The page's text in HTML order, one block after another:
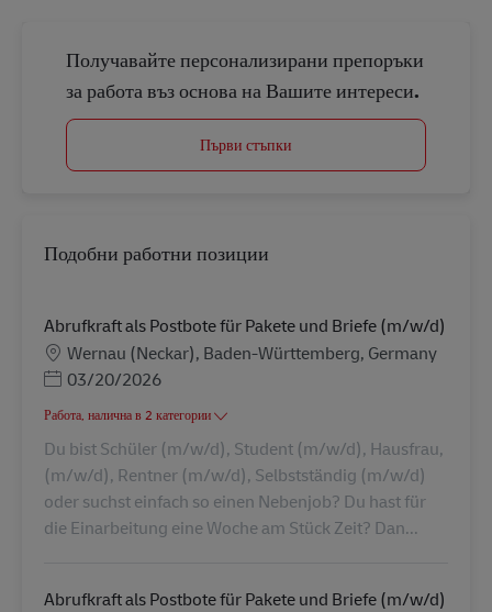
Получавайте персонализирани препоръки
за работа въз основа на Вашите интереси.
Първи стъпки
Подобни работни позиции
Abrufkraft als Postbote für Pakete und Briefe (m/w/d)
Местоположение
Wernau (Neckar), Baden-Württemberg, Germany
Posted Date
03/20/2026
Работа, налична в 2 категории
Du bist Schüler (m/w/d), Student (m/w/d), Hausfrau,
(m/w/d), Rentner (m/w/d), Selbstständig (m/w/d)
oder suchst einfach so einen Nebenjob? Du hast für
die Einarbeitung eine Woche am Stück Zeit? Dan...
Abrufkraft als Postbote für Pakete und Briefe (m/w/d)